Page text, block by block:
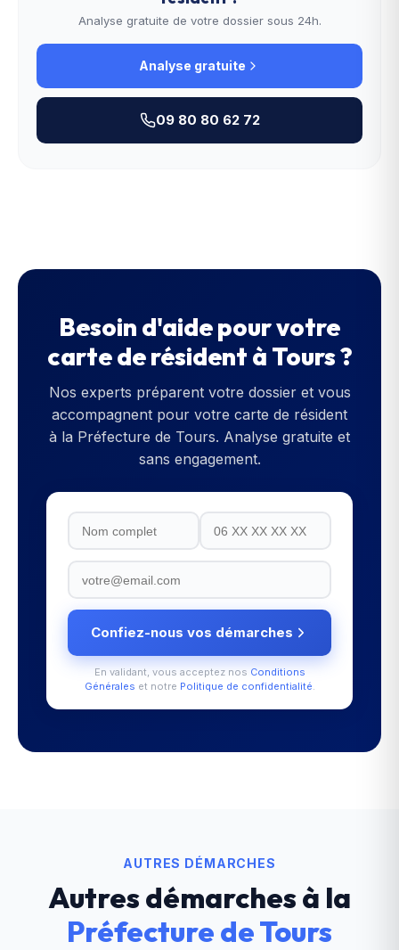
Analyse gratuite de votre dossier sous 24h.
Analyse gratuite
09 80 80 62 72
Besoin d'aide pour votre
carte de résident à Tours?
Nos experts préparent votre dossier et vous
accompagnent pour votre carte de résident
à la Préfecture de Tours. Analyse gratuite et
sans engagement.
Confiez-nous vos démarches
En validant, vous acceptez nos Conditions
Générales et notre Politique de confidentialité.
AUTRES DÉMARCHES
Autres démarches à la
Préfecture deTours